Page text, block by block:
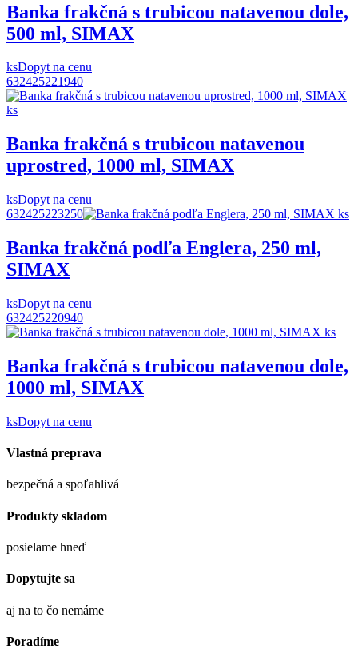
Banka frakčná s trubicou natavenou dole,
500 ml, SIMAX
ksDopyt na cenu
632425221940
Banka frakčná s trubicou natavenou
uprostred, 1000 ml, SIMAX
ksDopyt na cenu
632425223250
Banka frakčná podľa Englera, 250 ml,
SIMAX
ksDopyt na cenu
632425220940
Banka frakčná s trubicou natavenou dole,
1000 ml, SIMAX
ksDopyt na cenu
Vlastná preprava
bezpečná a spoľahlivá
Produkty skladom
posielame hneď
Dopytujte sa
aj na to čo nemáme
Poradíme